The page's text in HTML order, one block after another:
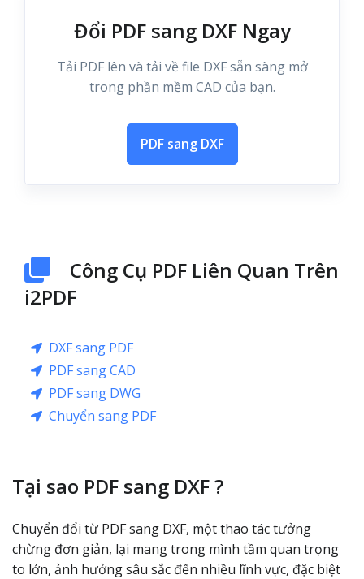
Đổi PDF sang DXF Ngay
Tải PDF lên và tải về file DXF sẵn sàng mở
trong phần mềm CAD của bạn.
PDF sang DXF
Công Cụ PDF Liên Quan Trên
i2PDF
DXF sang PDF
PDF sang CAD
PDF sang DWG
Chuyển sang PDF
Tại sao PDF sang DXF ?
Chuyển đổi từ PDF sang DXF, một thao tác tưởng
chừng đơn giản, lại mang trong mình tầm quan trọng
to lớn, ảnh hưởng sâu sắc đến nhiều lĩnh vực, đặc biệt